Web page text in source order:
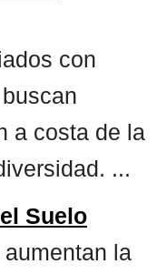
con
a costa de la
...
Suelo
la